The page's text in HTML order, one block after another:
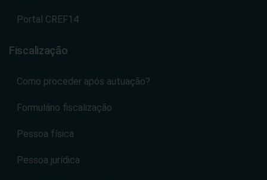
Portal CREF14
Fiscalização
Como proceder após autuação?
Formulário fiscalização
Pessoa física
Pessoa jurídica